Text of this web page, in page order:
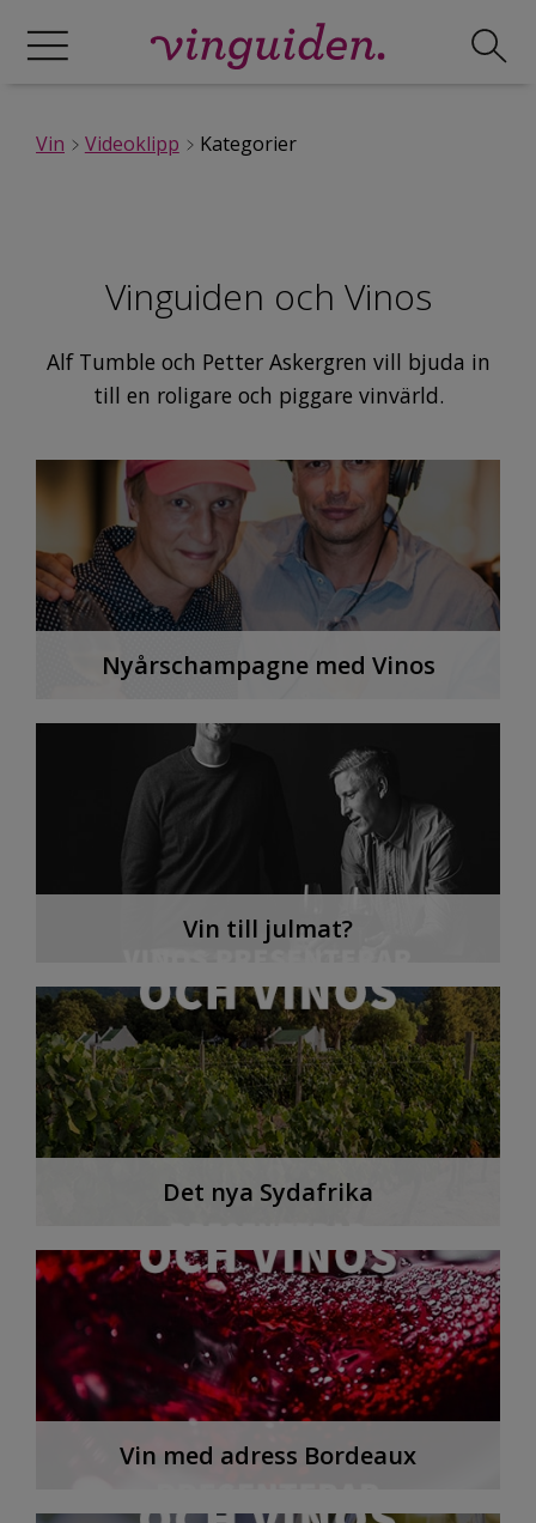
Vin Videoklipp Kategorier
Vinguiden och Vinos
Alf Tumble och Petter Askergren vill bjuda in
till en roligare och piggare vinvärld.
Nyårschampagne med Vinos
Vin till julmat?
Det nya Sydafrika
Vin med adress Bordeaux